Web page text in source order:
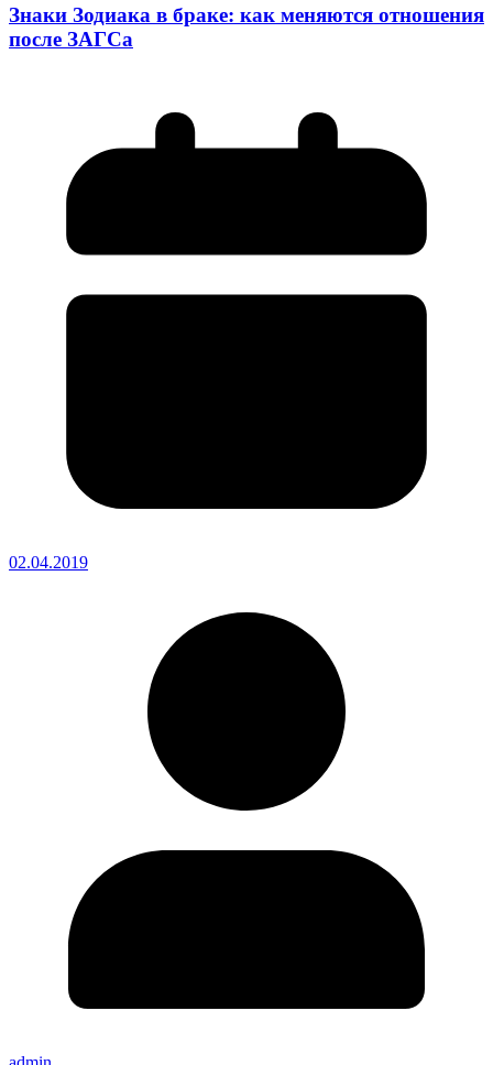
Знаки Зодиака в браке: как меняются отношения
после ЗАГСа
02.04.2019